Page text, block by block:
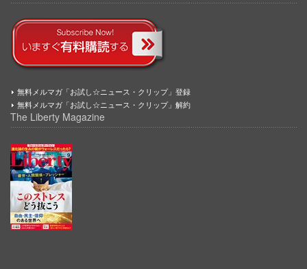
無料メルマガ「お試し☆ニュース・クリップ」登録
無料メルマガ「お試し☆ニュース・クリップ」解約
The Liberty Magazine